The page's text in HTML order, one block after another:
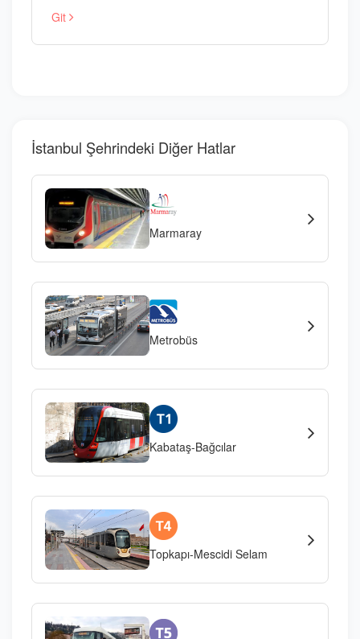
Git
İstanbul Şehrindeki Diğer Hatlar
Marmaray
Metrobüs
Kabataş-Bağcılar
Topkapı-Mescidi Selam